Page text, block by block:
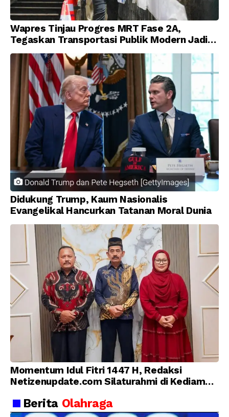
Wapres Tinjau Progres MRT Fase 2A,
Tegaskan Transportasi Publik Modern Jadi
Prioritas Nasional
Didukung Trump, Kaum Nasionalis
Evangelikal Hancurkan Tatanan Moral Dunia
Momentum Idul Fitri 1447 H, Redaksi
Netizenupdate.com Silaturahmi di Kediaman
Berita Olahraga